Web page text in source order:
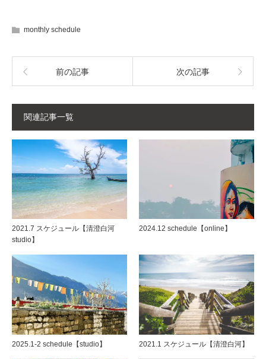
monthly schedule
前の記事 次の記事
関連記事一覧
2021.7 スケジュール【清澄白河
studio】
2024.12 schedule【online】
2025.1-2 schedule【studio】 2021.1 スケジュール【清澄白河】